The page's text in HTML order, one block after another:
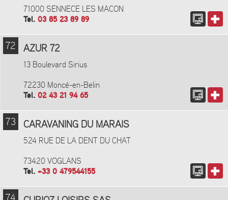
71000 SENNECE LES MACON
Tel. 03 85 23 89 89
72 AZUR 72
13 Boulevard Sirius
72230 Moncé-en-Belin
Tel. 02 43 21 94 65
73 CARAVANING DU MARAIS
524 RUE DE LA DENT DU CHAT
73420 VOGLANS
Tel. +33 0 479544155